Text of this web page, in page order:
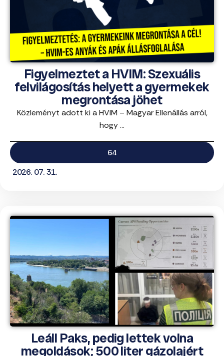
Figyelmeztet a HVIM: Szexuális
felvilágosítás helyett a gyermekek
megrontása jöhet
Közleményt adott ki a HVIM – Magyar Ellenállás arról,
hogy ...
64
2026. 07. 31.
Leáll Paks, pedig lettek volna
megoldások; 500 liter gázolajért